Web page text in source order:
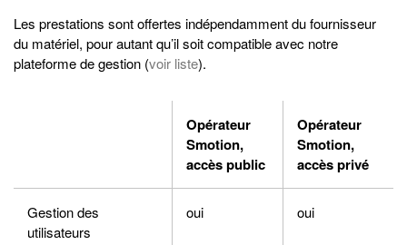
Les prestations sont offertes indépendamment du fournisseur
du matériel, pour autant qu’il soit compatible avec notre
plateforme de gestion (voir liste).
Opérateur
Smotion,
accès public
Opérateur
Smotion,
accès privé
Gestion des
utilisateurs
oui oui